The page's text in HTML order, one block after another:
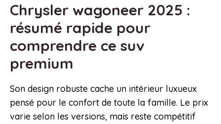
Chrysler wagoneer 2025 :
résumé rapide pour
comprendre ce suv
premium
Son design robuste cache un intérieur luxueux
pensé pour le confort de toute la famille. Le prix
varie selon les versions, mais reste compétitif